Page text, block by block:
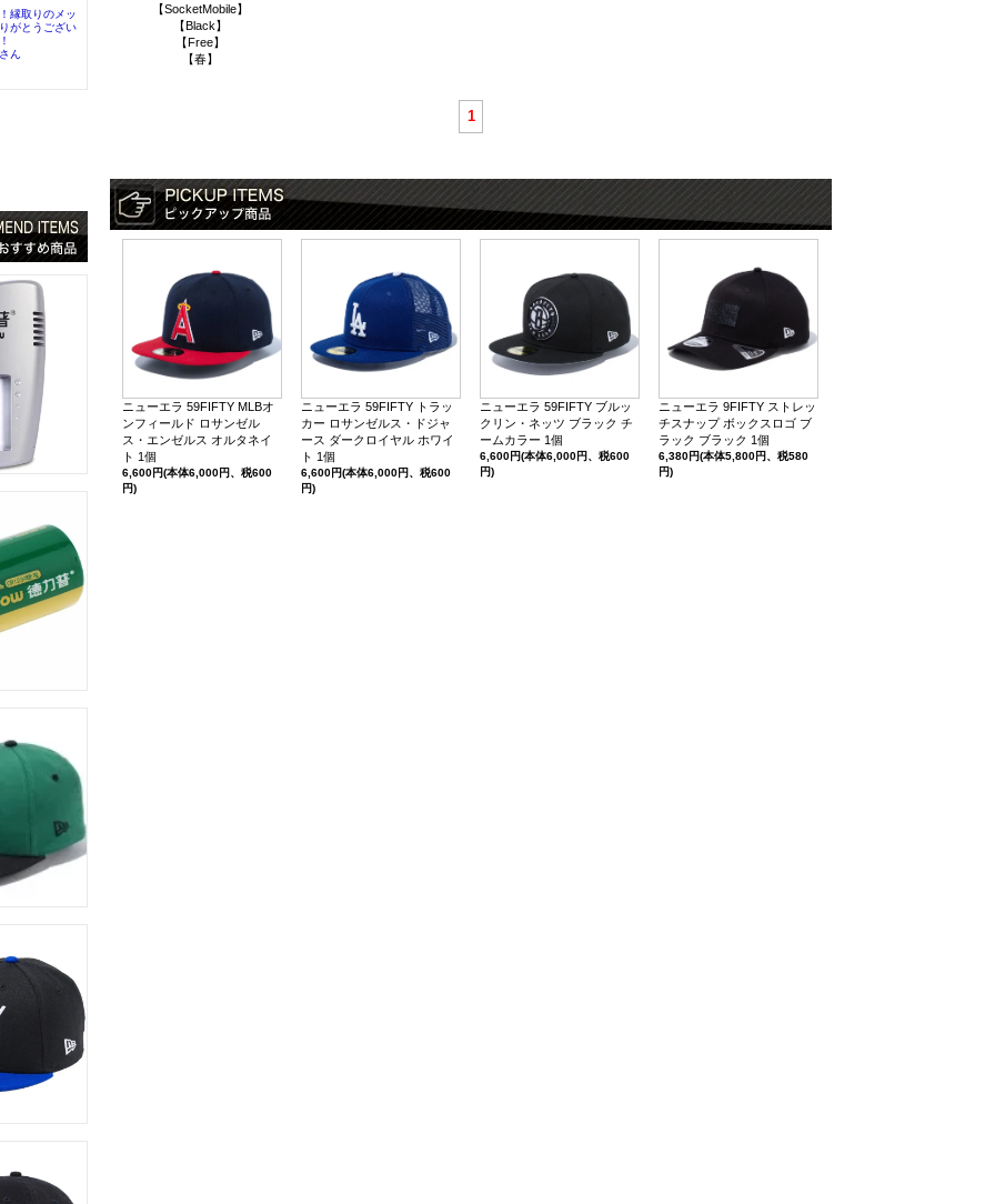
【SocketMobile】
【Black】
【Free】
【春】
1
ニューエラ 59FIFTY MLBオ
ンフィールド ロサンゼル
ス・エンゼルス オルタネイ
ト 1個
6,600円(本体6,000円、税600
円)
ニューエラ 59FIFTY トラッ
カー ロサンゼルス・ドジャ
ース ダークロイヤル ホワイ
ト 1個
6,600円(本体6,000円、税600
円)
ニューエラ 59FIFTY ブルッ
クリン・ネッツ ブラック チ
ームカラー 1個
6,600円(本体6,000円、税600
円)
ニューエラ 9FIFTY ストレッ
チスナップ ボックスロゴ ブ
ラック ブラック 1個
6,380円(本体5,800円、税580
円)